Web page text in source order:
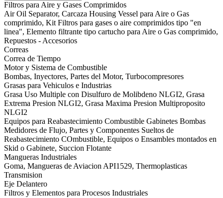
Filtros para Aire y Gases Comprimidos
Air Oil Separator, Carcaza Housing Vessel para Aire o Gas
comprimido, Kit Filtros para gases o aire comprimidos tipo "en
linea", Elemento filtrante tipo cartucho para Aire o Gas comprimido,
Repuestos - Accesorios
Correas
Correa de Tiempo
Motor y Sistema de Combustible
Bombas, Inyectores, Partes del Motor, Turbocompresores
Grasas para Vehiculos e Industrias
Grasa Uso Multiple con Disulfuro de Molibdeno NLGI2, Grasa
Extrema Presion NLGI2, Grasa Maxima Presion Multiproposito
NLGI2
Equipos para Reabastecimiento Combustible Gabinetes Bombas
Medidores de Flujo, Partes y Componentes Sueltos de
Reabastecimiento COmbustible, Equipos o Ensambles montados en
Skid o Gabinete, Succion Flotante
Mangueras Industriales
Goma, Mangueras de Aviacion API1529, Thermoplasticas
Transmision
Eje Delantero
Filtros y Elementos para Procesos Industriales